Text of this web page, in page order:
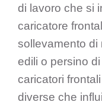
di lavoro che si
caricatore
sollevamento di
edili o persino
caricatori
diverse che